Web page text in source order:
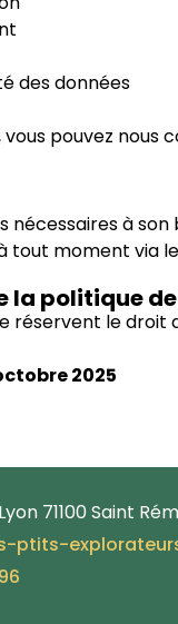
des données
pouvez nous
nécessaires à
tout moment via
la politique
réservent le
2025
71100 Saint
ptits-